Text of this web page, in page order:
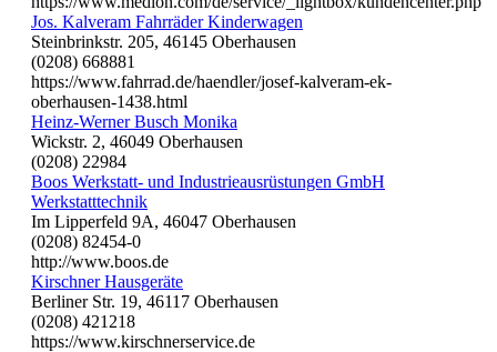
Jos. Kalveram Fahrräder Kinderwagen
Steinbrinkstr. 205, 46145 Oberhausen
(0208) 668881
https://www.fahrrad.de/haendler/josef-kalveram-ek-
oberhausen-1438.html
Heinz-Werner Busch Monika
Wickstr. 2, 46049 Oberhausen
(0208) 22984
Boos Werkstatt- und Industrieausrüstungen GmbH
Werkstatttechnik
Im Lipperfeld 9A, 46047 Oberhausen
(0208) 82454-0
http://www.boos.de
Kirschner Hausgeräte
Berliner Str. 19, 46117 Oberhausen
(0208) 421218
https://www.kirschnerservice.de